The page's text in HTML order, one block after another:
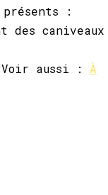
:
des caniveaux
aussi : À